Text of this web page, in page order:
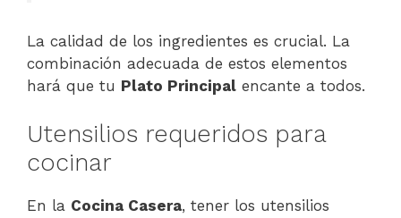
La calidad de los ingredientes es crucial. La
combinación adecuada de estos elementos
hará que tu Plato Principal encante a todos.
Utensilios requeridos para
cocinar
En la Cocina Casera, tener los utensilios